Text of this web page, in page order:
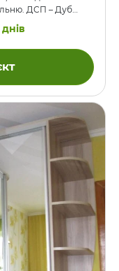
ДСП – Дуб
купе – дзеркало,
У цьому
тому ми
і тому
зсування двері
ж вузеньких орних
купе. А ось як
днів